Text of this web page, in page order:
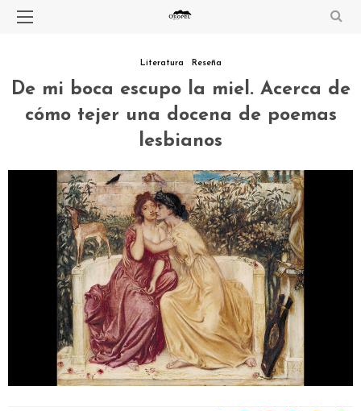
Literatura Reseña
De mi boca escupo la miel. Acerca de
cómo tejer una docena de poemas
lesbianos